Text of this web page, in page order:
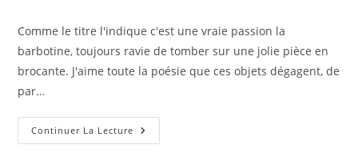
la
publication :
Comme le titre l'indique c'est une vraie passion la
barbotine, toujours ravie de tomber sur une jolie pièce en
brocante. J'aime toute la poésie que ces objets dégagent, de
par…
Continuer La Lecture Passion
Barbotine…